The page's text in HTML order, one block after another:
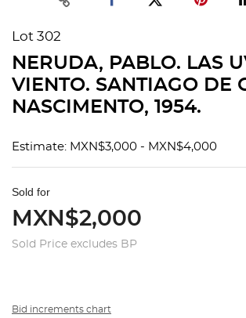
Lot 302
NERUDA, PABLO. LAS
VIENTO. SANTIAGO DE
NASCIMENTO, 1954.
Estimate: MXN$3,000 - MXN$4,000
Sold for
MXN$2,000
Sold Price excludes BP
Bid increments chart